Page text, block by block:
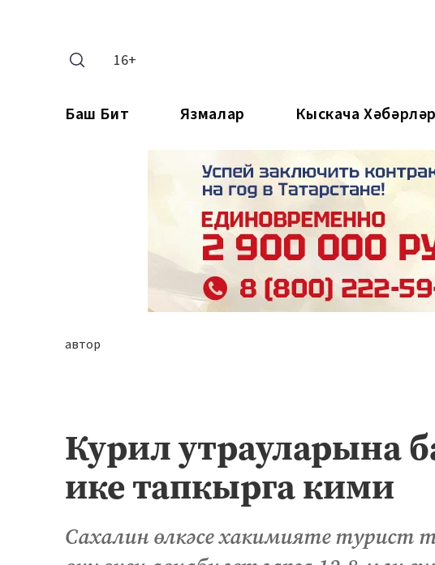
16+
Баш Бит Язмалар Кыскача Хәбәрләр
автор
Курил утрауларына
ике тапкырга кими
Сахалин өлкәсе хакимияте турист